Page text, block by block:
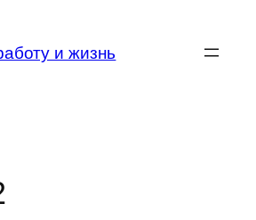
и жизнь